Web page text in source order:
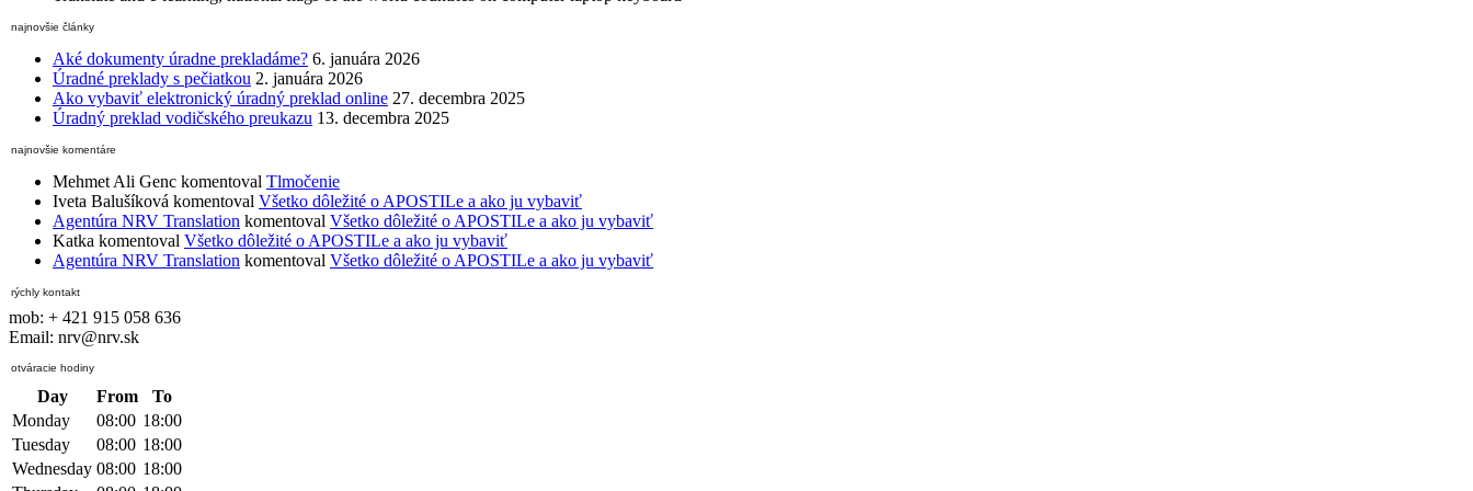
najnovšie články
Aké dokumenty úradne prekladáme? 6. januára 2026
Úradné preklady s pečiatkou 2. januára 2026
Ako vybaviť elektronický úradný preklad online 27. decembra 2025
Úradný preklad vodičského preukazu 13. decembra 2025
najnovšie komentáre
Mehmet Ali Genc komentoval Tlmočenie
Iveta Balušíková komentoval Všetko dôležité o APOSTILe a ako ju vybaviť
Agentúra NRV Translation komentoval Všetko dôležité o APOSTILe a ako ju vybaviť
Katka komentoval Všetko dôležité o APOSTILe a ako ju vybaviť
Agentúra NRV Translation komentoval Všetko dôležité o APOSTILe a ako ju vybaviť
rýchly kontakt
mob: + 421 915 058 636
Email: nrv@nrv.sk
otváracie hodiny
Day From
To
Monday
08:00 18:00
Tuesday
08:00 18:00
Wednesday 08:00 18:00